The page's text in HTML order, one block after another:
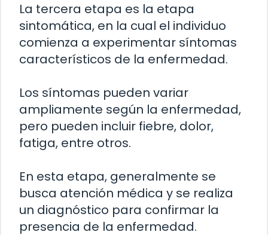
La tercera etapa es la etapa
sintomática, en la cual el individuo
comienza a experimentar síntomas
característicos de la enfermedad.
Los síntomas pueden variar
ampliamente según la enfermedad,
pero pueden incluir fiebre, dolor,
fatiga, entre otros.
En esta etapa, generalmente se
busca atención médica y se realiza
un diagnóstico para confirmar la
presencia de la enfermedad.